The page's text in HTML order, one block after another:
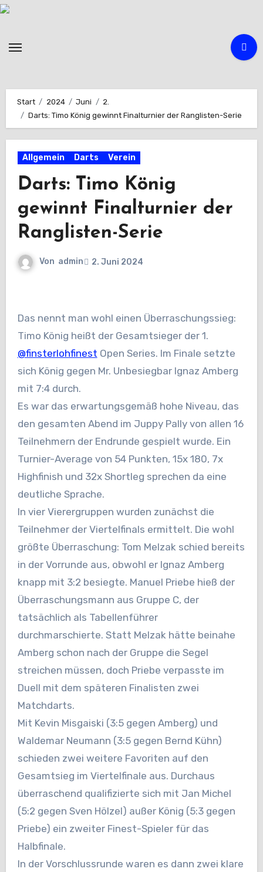
Zum
Start 2024 Juni
2.
Darts: Timo König gewinnt Finalturnier der Ranglisten-Serie
Allgemein Darts Verein
Darts: Timo König
gewinnt Finalturnier der
Ranglisten-Serie
Von admin 2. Juni 2024
Das nennt man wohl einen Überraschungssieg:
Timo König heißt der Gesamtsieger der 1.
@finsterlohfinest Open Series. Im Finale setzte
sich König gegen Mr. Unbesiegbar Ignaz Amberg
mit 7:4 durch.
Es war das erwartungsgemäß hohe Niveau, das
den gesamten Abend im Juppy Pally von allen 16
Teilnehmern der Endrunde gespielt wurde. Ein
Turnier-Average von 54 Punkten, 15x 180, 7x
Highfinish und 32x Shortleg sprechen da eine
deutliche Sprache.
In vier Vierergruppen wurden zunächst die
Teilnehmer der Viertelfinals ermittelt. Die wohl
größte Überraschung: Tom Melzak schied bereits
in der Vorrunde aus, obwohl er Ignaz Amberg
knapp mit 3:2 besiegte. Manuel Priebe hieß der
Überraschungsmann aus Gruppe C, der
tatsächlich als Tabellenführer
durchmarschierte. Statt Melzak hätte beinahe
Amberg schon nach der Gruppe die Segel
streichen müssen, doch Priebe verpasste im
Duell mit dem späteren Finalisten zwei
Matchdarts.
Mit Kevin Misgaiski (3:5 gegen Amberg) und
Waldemar Neumann (3:5 gegen Bernd Kühn)
schieden zwei weitere Favoriten auf den
Gesamtsieg im Viertelfinale aus. Durchaus
überraschend qualifizierte sich mit Jan Michel
(5:2 gegen Sven Hölzel) außer König (5:3 gegen
Priebe) ein zweiter Finest-Spieler für das
Halbfinale.
In der Vorschlussrunde waren es dann zwei klare